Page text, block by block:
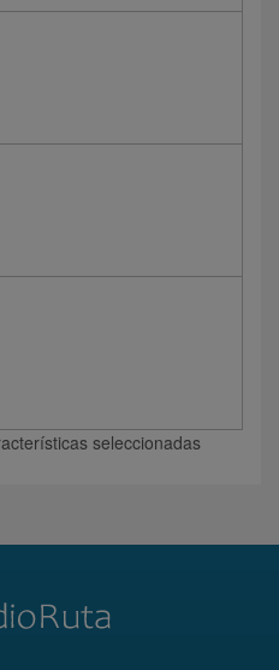
seleccionadas